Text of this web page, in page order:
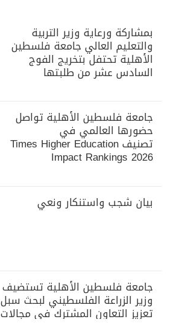
بمشاركة ورعاية وزير التربية
والتعليم العالي جامعة فلسطين
الأهلية تحتفل بتخريج الفوج
السادس عشر من طلبتها
جامعة فلسطين الأهلية تواصل
حضورها العالمي في
تصنيف Times Higher Education
Impact Rankings 2026
بيان شجب واستنكار ونعي
جامعة فلسطين الأهلية تستضيف
وزير الزراعة الفلسطيني لبحث سبل
تعزيز التعاون المشترك في مجالات